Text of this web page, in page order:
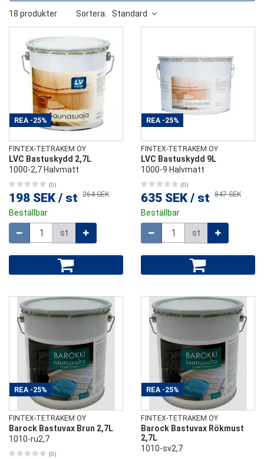
REA -25%
FINTEX-TETRAKEM OY
LVC Bastuskydd 2,7L
1000-2,7 Halvmatt
(0)
198 SEK / st 264 SEK
Beställbar
st
REA -25%
FINTEX-TETRAKEM OY
LVC Bastuskydd 9L
1000-9 Halvmatt
(0)
635 SEK / st 847 SEK
Beställbar
st
REA -25%
FINTEX-TETRAKEM OY
Barock Bastuvax Brun 2,7L
1010-ru2,7
(0)
REA -25%
FINTEX-TETRAKEM OY
Barock Bastuvax Rökmust
2,7L
1010-sv2,7
18 produkter Sortera: Standard